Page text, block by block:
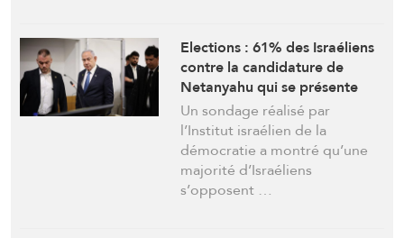
Elections : 61% des Israéliens
contre la candidature de
Netanyahu qui se présente
quand même
Un sondage réalisé par
l’Institut israélien de la
démocratie a montré qu’une
majorité d’Israéliens
s’opposent …